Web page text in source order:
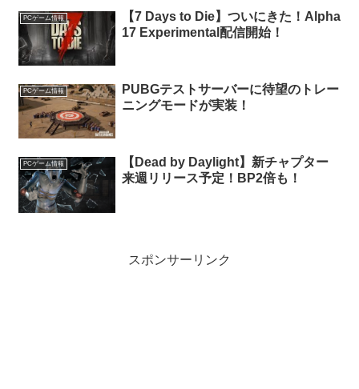
PCゲーム情報
【7 Days to Die】ついにきた！Alpha
17 Experimental配信開始！
PCゲーム情報
PUBGテストサーバーに待望のトレー
ニングモードが実装！
PCゲーム情報
【Dead by Daylight】新チャプター
来週リリース予定！BP2倍も！
スポンサーリンク